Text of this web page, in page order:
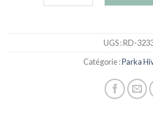
UGS :RD-
Catégorie :Parka